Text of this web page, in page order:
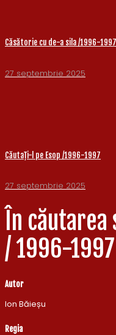
Căsătorie cu de-a sila /1996-1997
27 septembrie 2025
Căutați-l pe Esop /1996-1997
27 septembrie 2025
În
/ 1996-1997
Autor
Ion Băieșu
Regia